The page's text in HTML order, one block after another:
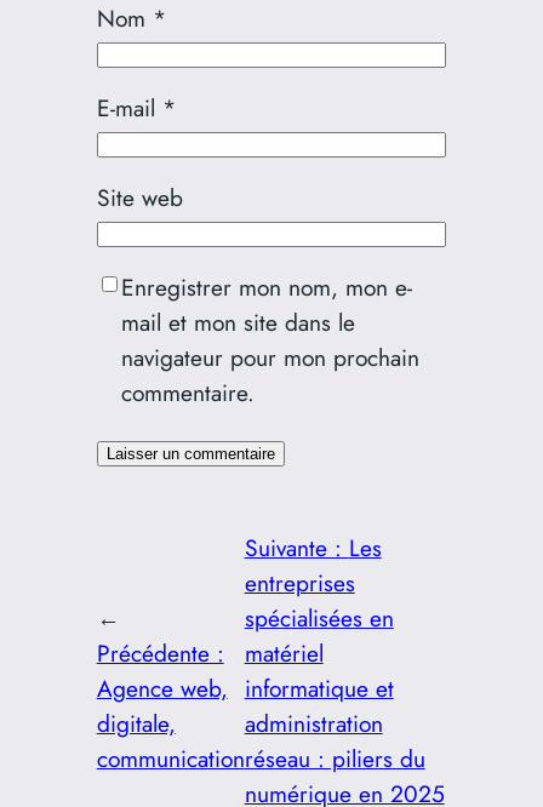
Nom *
E-mail *
Site web
Enregistrer mon nom, mon e-
mail et mon site dans le
navigateur pour mon prochain
commentaire.
←
Précédente :
Agence web,
digitale,
communication
Suivante : Les
entreprises
spécialisées en
matériel
informatique et
administration
réseau : piliers du
numérique en 2025